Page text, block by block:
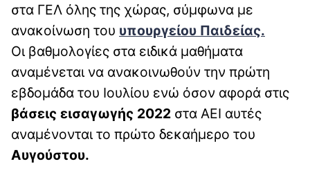
στα ΓΕΛ όλης της χώρας, σύμφωνα με
ανακοίνωση του υπουργείου Παιδείας.
Οι βαθμολογίες στα ειδικά μαθήματα
αναμένεται να ανακοινωθούν την πρώτη
εβδομάδα του Ιουλίου ενώ όσον αφορά στις
βάσεις εισαγωγής 2022 στα ΑΕΙ αυτές
αναμένονται το πρώτο δεκαήμερο του
Αυγούστου.